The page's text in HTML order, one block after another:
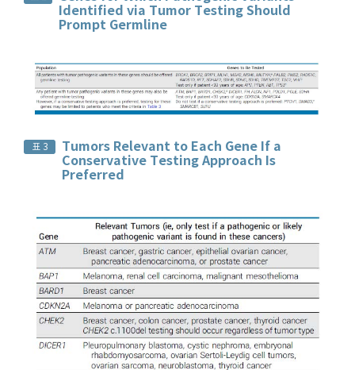
Identified via Tumor Testing Should
Prompt Germline
표 3
Tumors Relevant to Each Gene If a
Conservative Testing Approach Is
Preferred